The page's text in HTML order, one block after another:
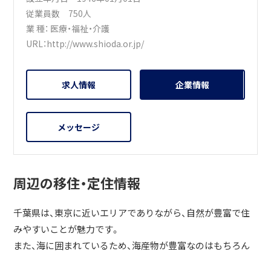
従業員数 750人
業 種： 医療・福祉・介護
URL：http://www.shioda.or.jp/
求人情報 企業情報
メッセージ
周辺の移住・定住情報
千葉県は、東京に近いエリアでありながら、自然が豊富で住
みやすいことが魅力です。
また、海に囲まれているため、海産物が豊富なのはもちろん